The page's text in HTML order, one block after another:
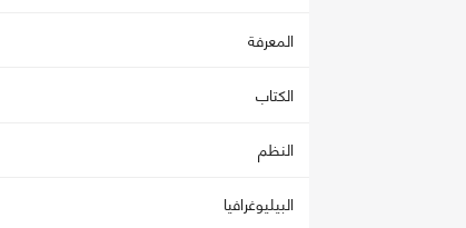
المعرفة
الكتاب
النظم
البيليوغرافيا